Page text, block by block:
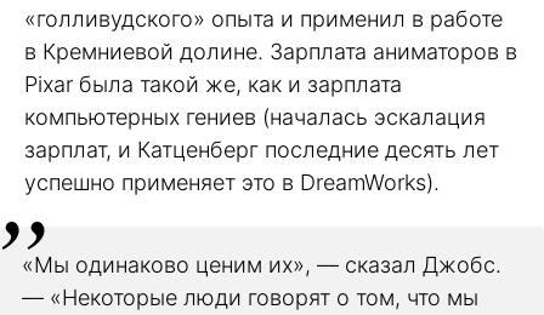
«голливудского» опыта и применил в работе
в Кремниевой долине. Зарплата аниматоров в
Pixar была такой же, как и зарплата
компьютерных гениев (началась эскалация
зарплат, и Катценберг последние десять лет
успешно применяет это в DreamWorks).
«Мы одинаково ценим их», — сказал Джобс.
— «Некоторые люди говорят о том, что мы